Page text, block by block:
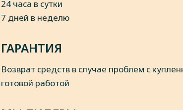
24 часа в сутки
7 дней в неделю
ГАРАНТИЯ
Возврат средств в случае проблем с
готовой работой